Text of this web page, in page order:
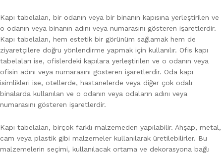
Kapı tabelaları, bir odanın veya bir binanın kapısına yerleştirilen ve
o odanın veya binanın adını veya numarasını gösteren işaretlerdir.
Kapı tabelaları, hem estetik bir görünüm sağlamak hem de
ziyaretçilere doğru yönlendirme yapmak için kullanılır. Ofis kapı
tabelaları ise, ofislerdeki kapılara yerleştirilen ve o odanın veya
ofisin adını veya numarasını gösteren işaretlerdir. Oda kapı
isimlikleri ise, otellerde, hastanelerde veya diğer çok odalı
binalarda kullanılan ve o odanın veya odaların adını veya
numarasını gösteren işaretlerdir.
Kapı tabelaları, birçok farklı malzemeden yapılabilir. Ahşap, metal,
cam veya plastik gibi malzemeler kullanılarak üretilebilirler. Bu
malzemelerin seçimi, kullanılacak ortama ve dekorasyona bağlı